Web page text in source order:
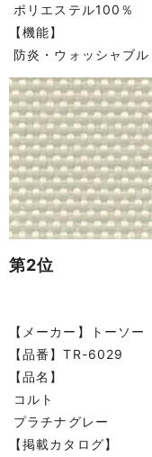
ポリエステル100％
【機能】
防炎・ウォッシャブル
第2位
【メーカー】トーソー
【品番】TR-6029
【品名】
コルト
プラチナグレー
【掲載カタログ】